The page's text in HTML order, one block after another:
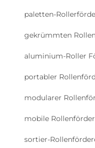
paletten-
gekrümmten
aluminium-Roller
portabler
modularer
mobile
sortier-